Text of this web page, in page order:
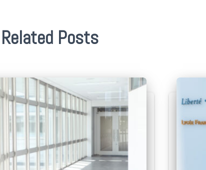
Related Posts